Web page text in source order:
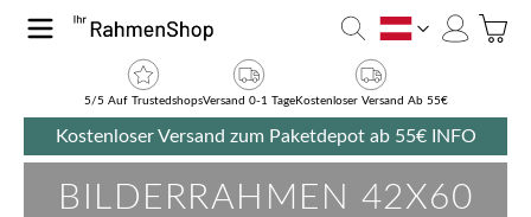
Zum Inhalt springen
AT
5/5 Auf TrustedshopsVersand 0-1 TageKostenloser Versand Ab 55€
Kostenloser Versand zum Paketdepot ab 55€ INFO
BILDERRAHMEN 42X60